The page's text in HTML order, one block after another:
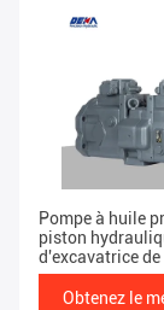
Pompe à huile
piston
d'excavatrice de
9N2Y pour
Obtenez le